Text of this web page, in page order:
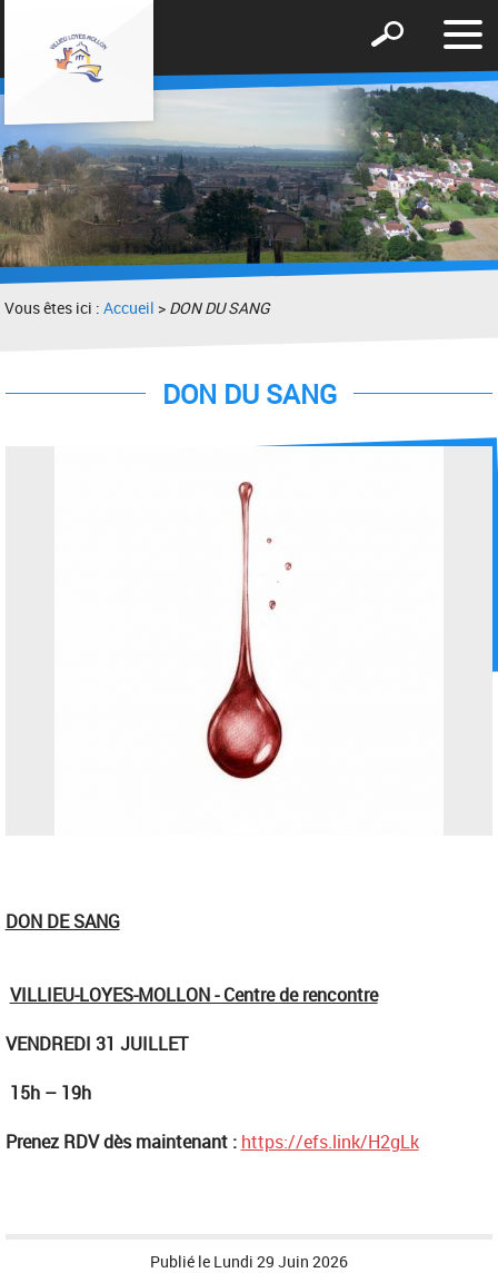
le
Afficher
formulaire
de
recherche
Vous êtes ici :Accueil > DON DU SANG
DON DU SANG
DON DE SANG
VILLIEU-LOYES-MOLLON - Centre de rencontre
VENDREDI 31 JUILLET
15h – 19h
Prenez RDV dès maintenant : https://efs.link/H2gLk
Publié le Lundi 29 Juin 2026